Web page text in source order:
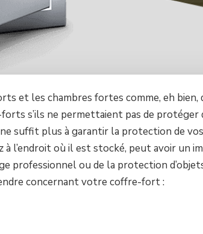
et les chambres fortes comme, eh bien,
s’ils ne permettaient pas de protéger
suffit plus à garantir la protection de vos
l’endroit où il est stocké, peut avoir un
professionnel ou de la protection
concernant votre coffre-fort :